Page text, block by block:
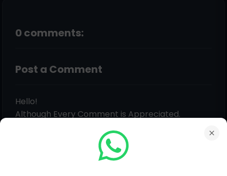
0 comments:
Post a Comment
Hello!
Although Every Comment is Appreciated.
Below Be Carefully & Feel Free. Admin Will Give
You Answer of Your Question in Just Within 12